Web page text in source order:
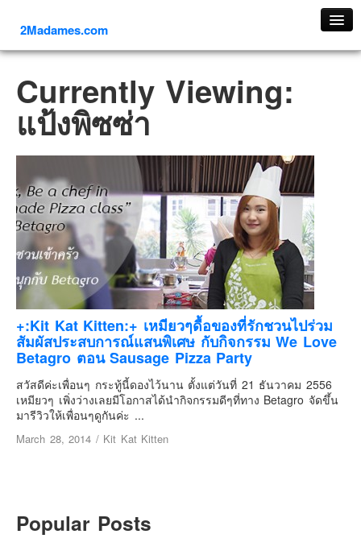
2Madames.com
ภาคเหนือ
ภาคใต้
ภาคตะวันตก
ภาคอีสาน
ทริปต่างประเทศ
ยุโรป
รัสเซีย
อิตาลี
ตุรกี-ตุรเคีย
เยอรมัน
ฝรั่งเศส
ออสเตรีย
สาธารณรัฐเช็ก
เบลเยี่ยม
Currently Viewing:
แป้งพิซซ่า
+:Kit Kat Kitten:+ เหมียวๆดื้อของที่รักชวนไปร่วม
สัมผัสประสบการณ์แสนพิเศษ กับกิจกรรม We Love
Betagro ตอน Sausage Pizza Party
สวัสดีค่ะเพื่อนๆ กระทู้นี้ดองไว้นาน ตั้งแต่วันที่ 21 ธันวาคม 2556
เหมียวๆ เพิ่งว่างเลยมีโอกาสได้นำกิจกรรมดีๆที่ทาง Betagro จัดขึ้น
มารีวิวให้เพื่อนๆดูกันค่ะ ...
March 28, 2014 / Kit Kat Kitten
Popular Posts